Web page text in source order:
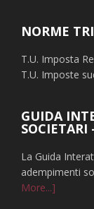
NORME
T.U. Imposta
T.U. Imposte
GUIDA
SOCIETARI
La Guida
adempimenti
More...]